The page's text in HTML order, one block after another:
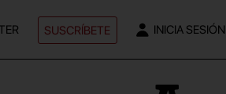
SUSCRÍBETE INICIA SESIÓN